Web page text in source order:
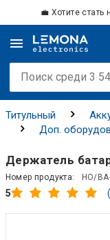
💼 Хотите
Титульный
Доп.
аккумуляторов
Держатель
5
Номер продукта: HO/